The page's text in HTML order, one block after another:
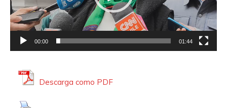
d
u
c
00:00 01:44
Descarga como PDF